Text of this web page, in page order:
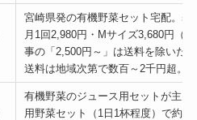
宮崎県発の有機野菜セット宅配。基
月1回2,980円・Mサイズ3,680円（
事の「2,500円～」は送料を除いた
送料は地域次第で数百～2千円超。
有機野菜のジュース用セットが主力
用野菜セット（1日1杯程度）で約